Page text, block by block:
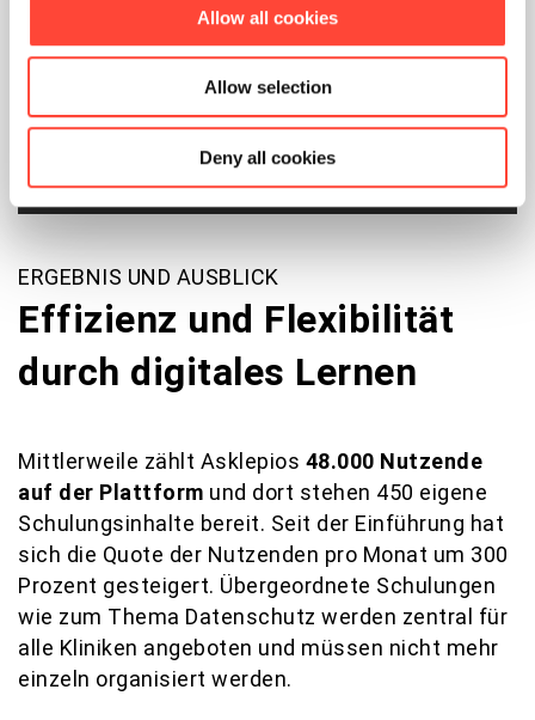
Allow all cookies
Allow selection
Deny all cookies
01/03
ERGEBNIS UND AUSBLICK
Effizienz und Flexibilität
durch digitales Lernen
Mittlerweile zählt Asklepios 48.000 Nutzende
auf der Plattform und dort stehen 450 eigene
Schulungsinhalte bereit. Seit der Einführung hat
sich die Quote der Nutzenden pro Monat um 300
Prozent gesteigert. Übergeordnete Schulungen
wie zum Thema Datenschutz werden zentral für
alle Kliniken angeboten und müssen nicht mehr
einzeln organisiert werden.